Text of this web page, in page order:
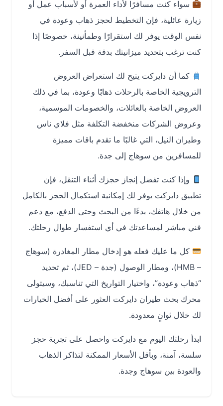
سواء كنت مسافرًا لأداء العمرة أو لأسباب عمل أو
زيارة عائلية، فإن التخطيط لحجز ذهاب وعودة في
نفس الوقت يوفر لك استقرارًا وطمأنينة، خصوصًا إذا
كنت ترغب بتحديد ميزانيتك بدقة قبل السفر.
كما أن دايركت يتيح لك استعراض العروض
الترويجية الخاصة بالرحلات ذهابًا وعودة، بما في ذلك
العروض الخاصة بالعائلات، والخصومات الموسمية،
وعروض الشركات منخفضة التكلفة مثل فلاي ناس
وطيران النيل، التي غالبًا ما تقدم باقات مميزة
للمسافرين من سوهاج إلى جدة.
وإذا كنت تفضل إنجاز حجزك أثناء التنقل، فإن
تطبيق دايركت يوفر لك إمكانية استكمال الحجز بالكامل
من خلال هاتفك، بدءًا من البحث وحتى الدفع، مع دعم
فني مباشر لمساعدتك في أي استفسار طوال رحلتك.
كل ما عليك فعله هو إدخال مطار المغادرة (سوهاج
– HMB)، ومطار الوصول (جدة – JED)، ثم تحديد
“ذهاب وعودة”، واختيار التواريخ التي تناسبك، وسيتولى
محرك بحث طيران دايركت العثور على أفضل الخيارات
لك خلال ثوانٍ معدودة.
ابدأ رحلتك اليوم مع دايركت واحصل على تجربة حجز
سلسة، آمنة، وبأقل الأسعار الممكنة لتذاكر الذهاب
والعودة بين سوهاج وجدة.